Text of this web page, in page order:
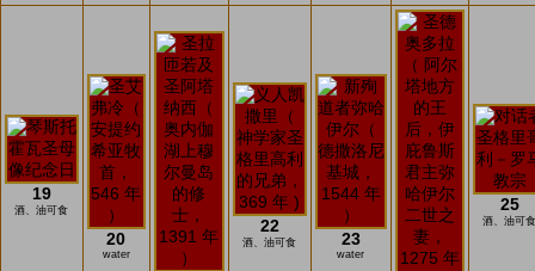
19
酒、油可食
20
water
22
酒、油可食 23
water
25
酒、油可